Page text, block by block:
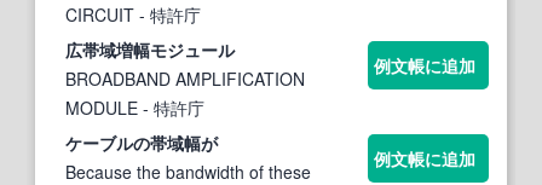
CIRCUIT - 特許庁
広帯域増幅モジュール
BROADBAND AMPLIFICATION
MODULE - 特許庁
例文帳に追加
ケーブルの帯域幅が
Because the bandwidth of these
例文帳に追加